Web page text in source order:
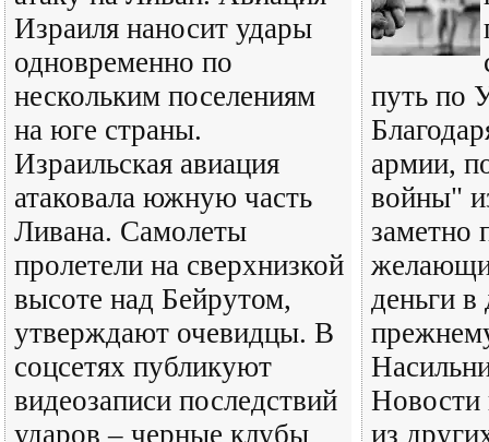
Израиля наносит удары
одновременно по
нескольким поселениям
на юге страны.
Израильская авиация
атаковала южную часть
Ливана. Самолеты
пролетели на сверхнизкой
высоте над Бейрутом,
утверждают очевидцы. В
соцсетях публикуют
видеозаписи последствий
ударов – черные клубы
путь по
армии,
войны"
заметно
деньги
Новости
из